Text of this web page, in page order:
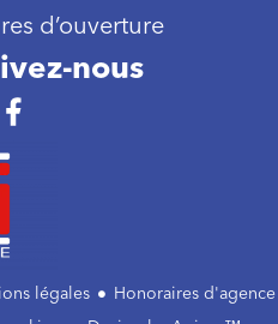
d’ouverture
nous
légales
Honoraires d'agence